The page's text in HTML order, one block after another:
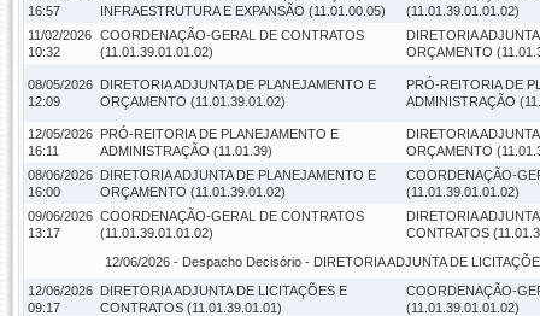
16:57
INFRAESTRUTURA E EXPANSÃO (11.01.00.05)
(11.01.39.01.01.02)
11/02/2026
10:32
COORDENAÇÃO-GERAL DE CONTRATOS
(11.01.39.01.01.02)
DIRETORIA
ORÇAMENTO
08/05/2026
12:09
DIRETORIA ADJUNTA DE PLANEJAMENTO E
ORÇAMENTO (11.01.39.01.02)
PRÓ-REITORIA DE
ADMINISTRAÇÃO
12/05/2026
16:11
PRÓ-REITORIA DE PLANEJAMENTO E
ADMINISTRAÇÃO (11.01.39)
DIRETORIA
ORÇAMENTO
08/06/2026
16:00
DIRETORIA ADJUNTA DE PLANEJAMENTO E
ORÇAMENTO (11.01.39.01.02)
COORDENAÇÃO-
(11.01.39.01.01.02)
09/06/2026
13:17
COORDENAÇÃO-GERAL DE CONTRATOS
(11.01.39.01.01.02)
DIRETORIA
CONTRATOS
12/06/2026 - Despacho Decisório - DIRETORIA ADJUNTA DE
12/06/2026
09:17
DIRETORIA ADJUNTA DE LICITAÇÕES E
CONTRATOS (11.01.39.01.01)
COORDENAÇÃO-
(11.01.39.01.01.02)